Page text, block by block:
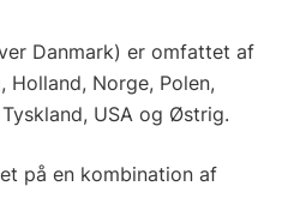
Danmark) er omfattet af
Holland, Norge, Polen,
USA og Østrig.
på en kombination af